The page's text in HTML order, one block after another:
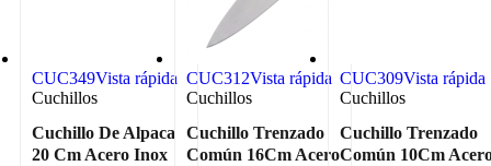
CUC349Vista rápida
Cuchillos
Cuchillo De Alpaca
20 Cm Acero Inox
CUC312Vista rápida
Cuchillos
Cuchillo Trenzado
Común 16Cm Acero
CUC309Vista rápida
Cuchillos
Cuchillo Trenzado
Común 10Cm